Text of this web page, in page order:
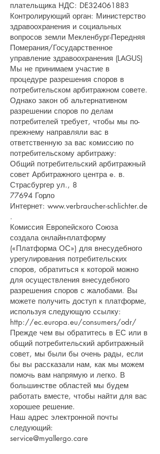
плательщика НДС: DE324061883
Контролирующий орган: Министерство
здравоохранения и социальных
вопросов земли Мекленбург-Передняя
Померания/Государственное
управление здравоохранения (LAGUS)
Мы не принимаем участие в
процедуре разрешения споров в
потребительском арбитражном совете.
Однако закон об альтернативном
разрешении споров по делам
потребителей требует, чтобы мы по-
прежнему направляли вас в
ответственную за вас комиссию по
потребительскому арбитражу:
Общий потребительский арбитражный
совет Арбитражного центра e. в.
Страсбургер ул., 8
77694 Горло
Интернет: www.verbraucher-schlichter.de
.
Комиссия Европейского Союза
создала онлайн-платформу
(«Платформа ОС») для внесудебного
урегулирования потребительских
споров, обратиться к которой можно
для осуществления внесудебного
разрешения споров с жалобами. Вы
можете получить доступ к платформе,
используя следующую ссылку:
http://ec.europa.eu/consumers/odr/
Прежде чем вы обратитесь в ЕС или в
общий потребительский арбитражный
совет, мы были бы очень рады, если
бы вы рассказали нам, как мы можем
помочь вам напрямую и легко. В
большинстве областей мы будем
работать вместе, чтобы найти для вас
хорошее решение.
Наш адрес электронной почты
следующий:
service@myallergo.care